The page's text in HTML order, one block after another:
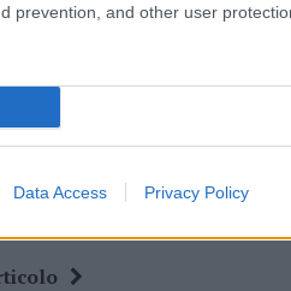
prevention, and other user
Data Access Privacy Policy